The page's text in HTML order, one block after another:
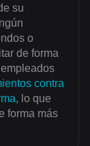
su
o
de forma
contra
, lo que
forma más